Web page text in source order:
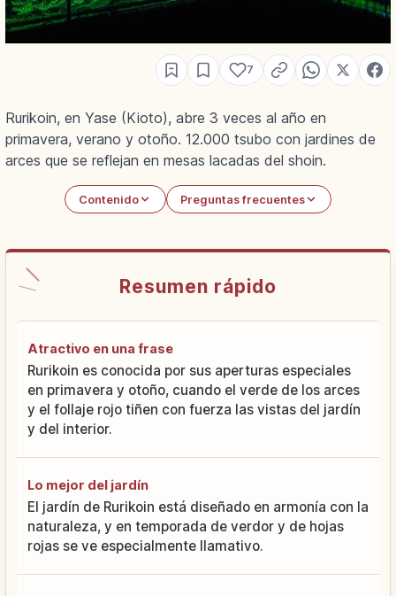
7
Rurikoin, en Yase (Kioto), abre 3 veces al año en
primavera, verano y otoño. 12.000 tsubo con jardines de
arces que se reflejan en mesas lacadas del shoin.
Contenido Preguntas frecuentes
Resumen rápido
Atractivo en una frase
Rurikoin es conocida por sus aperturas especiales
en primavera y otoño, cuando el verde de los arces
y el follaje rojo tiñen con fuerza las vistas del jardín
y del interior.
Lo mejor del jardín
El jardín de Rurikoin está diseñado en armonía con la
naturaleza, y en temporada de verdor y de hojas
rojas se ve especialmente llamativo.